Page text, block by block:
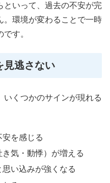
といって、過去の不安が完
。環境が変わることで一時
す。
見逃さない
くつかのサインが現れる
を感じる
気・動悸）が増える
思い込みが強くなる